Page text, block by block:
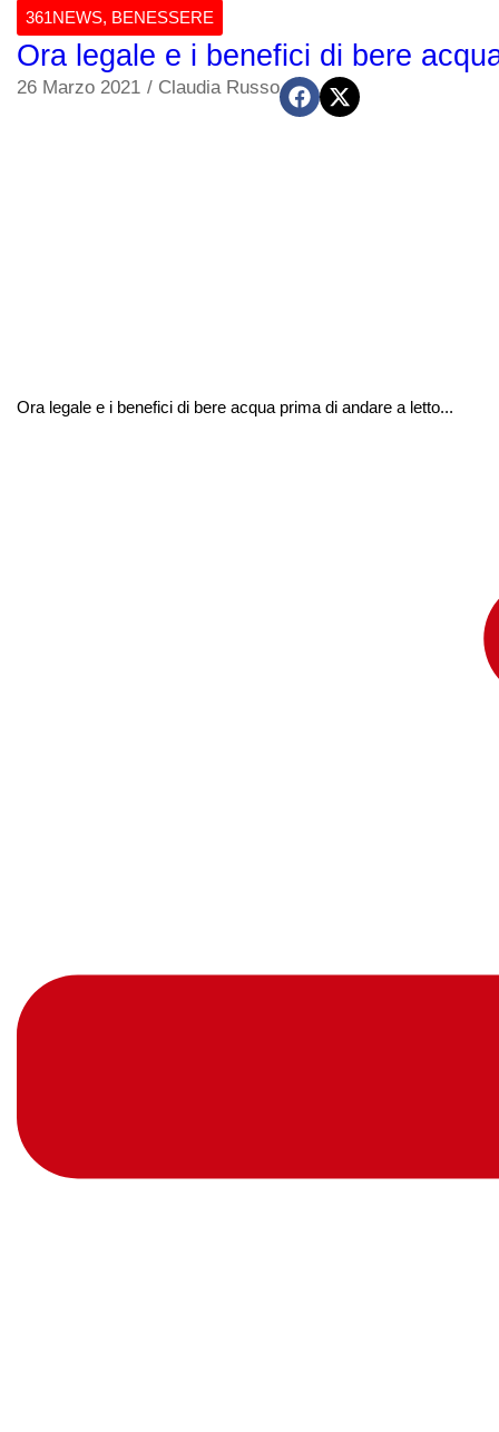
361NEWS, BENESSERE
Ora legale e i benefici di bere
26 Marzo 2021 / Claudia Russo
Ora legale e i benefici di bere acqua prima di andare a letto...